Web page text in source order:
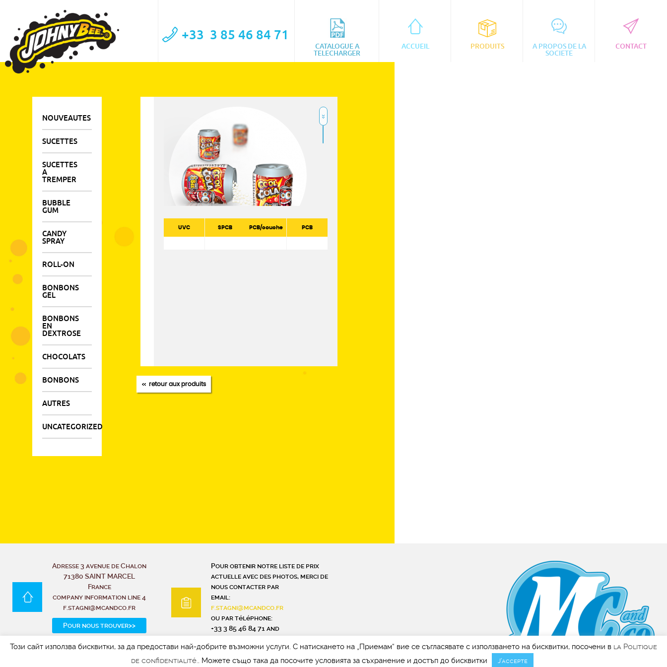
CATALOGUE A
TELECHARGER
ACCUEIL PRODUITS
A PROPOS DE LA
SOCIETE
CONTACT
+33 3 85 46 84 71
NOUVEAUTES
SUCETTES
SUCETTES
A
TREMPER
BUBBLE
GUM
CANDY
SPRAY
ROLL-ON
BONBONS
GEL
BONBONS
EN
DEXTROSE
CHOCOLATS
BONBONS
AUTRES
UNCATEGORIZED
UVC SPCB PCB/couche PCB
retour aux produits
Adresse 3 avenue de Chalon
71380 SAINT MARCEL
France
company information line 4
f.stagni@mcandco.fr
Pour nous trouver>>
Pour obtenir notre liste de prix
actuelle avec des photos, merci de
nous contacter par
email:
f.stagni@mcandco.fr
ou par téléphone:
+33 3 85 46 84 71 and
Този сайт използва бисквитки, за да предостави най-добрите възможни услуги. С натискането на „Приемам“ вие се съгласявате с използването на бисквитки, посочени в la Politique
de confidentialité.. Можете също така да посочите условията за съхранение и достъп до бисквитки J’accepte